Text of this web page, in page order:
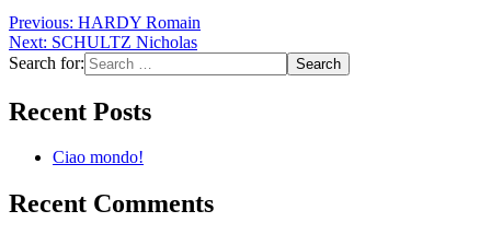
Previous: HARDY Romain
Next: SCHULTZ Nicholas
Search for:
Recent Posts
Ciao mondo!
Recent Comments